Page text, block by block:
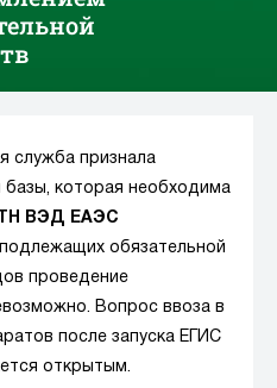
служба признала
базы, которая необходима
ТН ВЭД ЕАЭС
обязательной
проведение
Вопрос ввоза в
после запуска ЕГИС
открытым.